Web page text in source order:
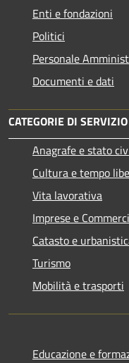
Enti e fondazioni
Politici
Personale
Documenti e dati
CATEGORIE DI SERVIZIO
Anagrafe e stato
Cultura e tempo
Vita lavorativa
Imprese e
Catasto e
Turismo
Mobilità e trasporti
Educazione e